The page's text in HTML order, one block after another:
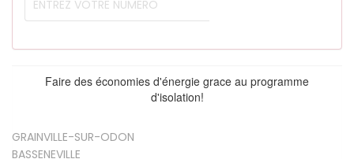
Faire des économies d'énergie grace au programme
d'isolation!
GRAINVILLE-SUR-ODON
BASSENEVILLE